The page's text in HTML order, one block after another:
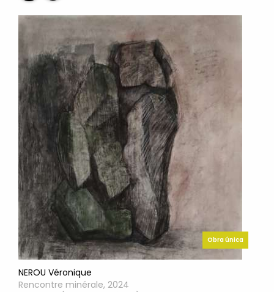
Obra única
NEROU Véronique
Rencontre minérale, 2024